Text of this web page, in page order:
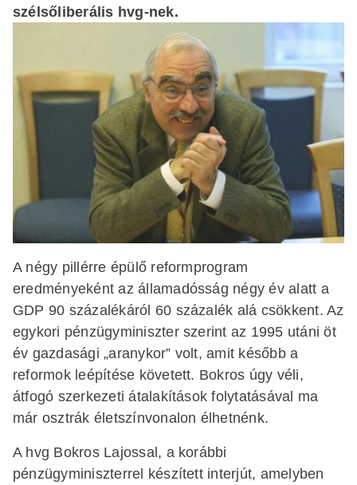
szélsőliberális hvg-nek.
A négy pillérre épülő reformprogram
eredményeként az államadósság négy év alatt a
GDP 90 százalékáról 60 százalék alá csökkent. Az
egykori pénzügyminiszter szerint az 1995 utáni öt
év gazdasági „aranykor” volt, amit később a
reformok leépítése követett. Bokros úgy véli,
átfogó szerkezeti átalakítások folytatásával ma
már osztrák életszínvonalon élhetnénk.
A hvg Bokros Lajossal, a korábbi
pénzügyminiszterrel készített interjút, amelyben